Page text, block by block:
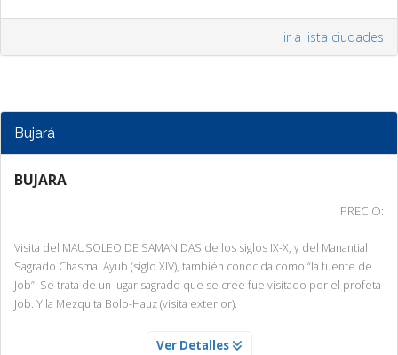
ir a lista ciudades
Bujará
BUJARA
PRECIO:
Visita del MAUSOLEO DE SAMANIDAS de los siglos IX-X, y del Manantial
Sagrado Chasmai Ayub (siglo XIV), también conocida como “la fuente de
Job”. Se trata de un lugar sagrado que se cree fue visitado por el profeta
Job. Y la Mezquita Bolo-Hauz (visita exterior).
Ver Detalles